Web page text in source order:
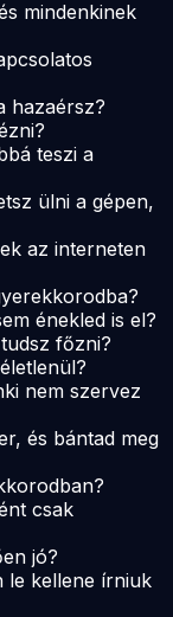
mindenkinek
hazaérsz?
teszi a
ülni a gépen,
az interneten
énekled is el?
főzni?
nem szervez
és bántad meg
csak
jó?
le kellene írniuk